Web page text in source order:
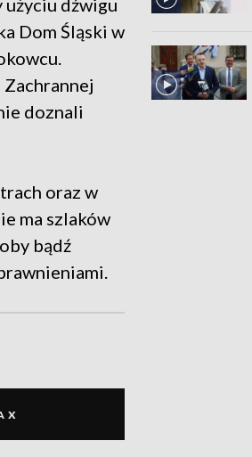
dźwigu
Dom Śląski w
doznali
oraz w
ma szlaków
bądź
X